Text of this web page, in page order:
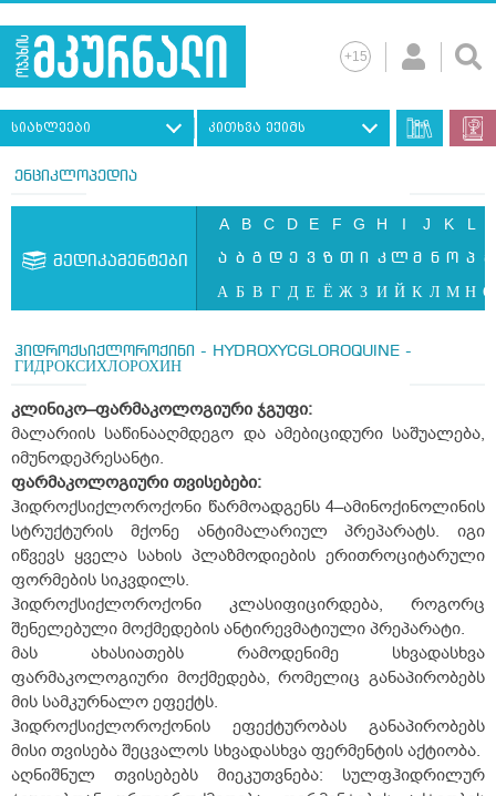
სიახლეები კითხვა ექიმს
ენციკლოპედია
მედიკამენტები
A B C D E F G H I J K L
ა ბ გ დ ე ვ ზ თ ი კ ლ მ ნ ო პ ჟ
А Б В Г Д Е Ё Ж З И Й К Л М Н О
ჰიდროქსიქლოროქინი - HYDROXYCGLOROQUINE -
ГИДРОКСИХЛОРОХИН
კლინიკო–ფარმაკოლოგიური ჯგუფი:
მალარიის საწინააღმდეგო და ამებიციდური საშუალება,
იმუნოდეპრესანტი.
ფარმაკოლოგიური თვისებები:
ჰიდროქსიქლოროქონი წარმოადგენს 4–ამინოქინოლინის
სტრუქტურის მქონე ანტიმალარიულ პრეპარატს. იგი
იწვევს ყველა სახის პლაზმოდიების ერითროციტარული
ფორმების სიკვდილს.
ჰიდროქსიქლოროქონი კლასიფიცირდება, როგორც
შენელებული მოქმედების ანტირევმატიული პრეპარატი.
მას ახასიათებს რამოდენიმე სხვადასხვა
ფარმაკოლოგიური მოქმედება, რომელიც განაპირობებს
მის სამკურნალო ეფექტს.
ჰიდროქსიქლოროქონის ეფექტურობას განაპირობებს
მისი თვისება შეცვალოს სხვადასხვა ფერმენტის აქტიობა.
აღნიშნულ თვისებებს მიეკუთვნება: სულფჰიდრილურ